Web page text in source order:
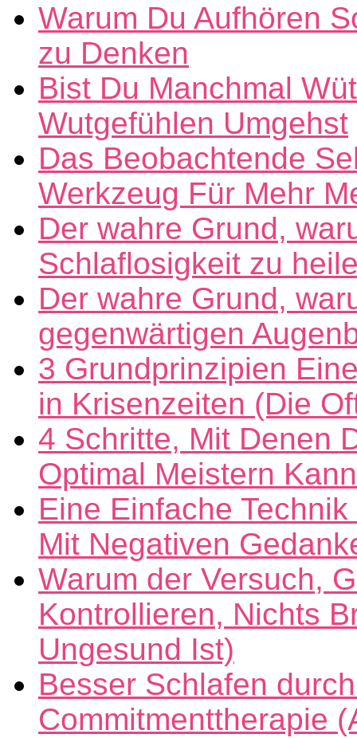
Warum Du Aufhören
zu Denken
Bist Du Manchmal
Wutgefühlen Umgehst
Das Beobachtende
Werkzeug Für Mehr
Der wahre Grund,
Schlaflosigkeit zu
Der wahre Grund,
gegenwärtigen
3 Grundprinzipien
in Krisenzeiten (Die
4 Schritte, Mit Denen
Optimal Meistern
Eine Einfache
Mit Negativen
Warum der Versuch,
Kontrollieren, Nichts
Ungesund Ist)
Besser Schlafen
Commitmenttherapie